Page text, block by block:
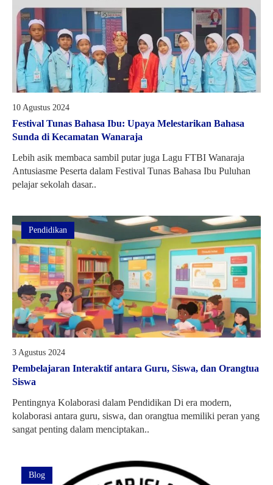
10 Agustus 2024
Festival Tunas Bahasa Ibu: Upaya Melestarikan Bahasa
Sunda di Kecamatan Wanaraja
Lebih asik membaca sambil putar juga Lagu FTBI Wanaraja
Antusiasme Peserta dalam Festival Tunas Bahasa Ibu Puluhan
pelajar sekolah dasar..
Pendidikan
3 Agustus 2024
Pembelajaran Interaktif antara Guru, Siswa, dan Orangtua
Siswa
Pentingnya Kolaborasi dalam Pendidikan Di era modern,
kolaborasi antara guru, siswa, dan orangtua memiliki peran yang
sangat penting dalam menciptakan..
Blog